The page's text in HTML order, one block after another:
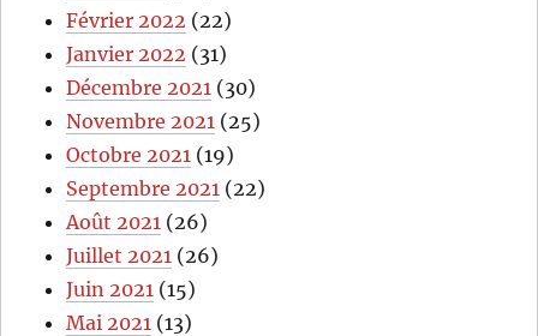
Février 2022 (22)
Janvier 2022 (31)
Décembre 2021 (30)
Novembre 2021 (25)
Octobre 2021 (19)
Septembre 2021 (22)
Août 2021 (26)
Juillet 2021 (26)
Juin 2021 (15)
Mai 2021 (13)